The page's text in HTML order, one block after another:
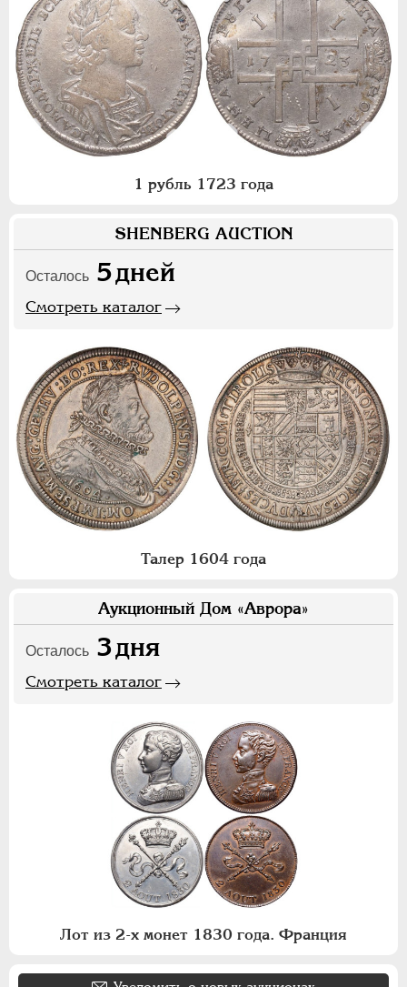
1 рубль 1723 года
SHENBERG AUCTION
Осталось 5дней
Смотреть каталог
Талер 1604 года
Аукционный Дом «Аврора»
Осталось 3дня
Смотреть каталог
Лот из 2-х монет 1830 года. Франция